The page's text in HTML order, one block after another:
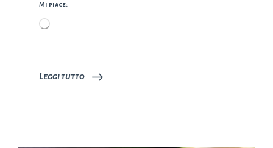
Mi piace:
Caricamento
Leggi tutto